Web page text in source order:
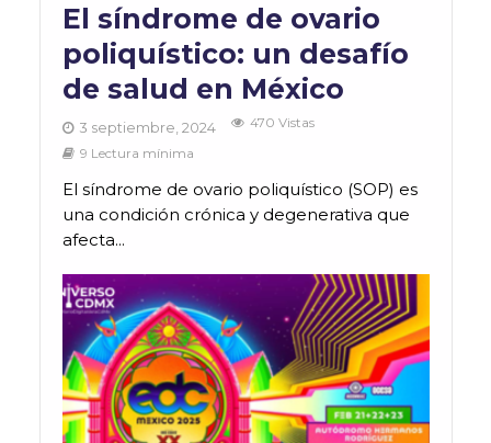
El síndrome de ovario
poliquístico: un desafío
de salud en México
3 septiembre, 2024
470 Vistas
9 Lectura mínima
El síndrome de ovario poliquístico (SOP) es
una condición crónica y degenerativa que
afecta...